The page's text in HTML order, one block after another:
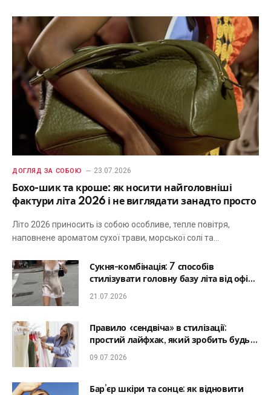
ДОГЛЯД ЗА СОБОЮ 23.07.2026
Бохо-шик та кроше: як носити найголовніші
фактури літа 2026 і не виглядати занадто просто
Літо 2026 приносить із собою особливе, тепле повітря,
наповнене ароматом сухої трави, морської солі та…
Сукня-комбінація: 7 способів
стилізувати головну базу літа від офісу
до романтичної вечері
21.07.2026
Правило «сендвіча» в стилізації:
простий лайфхак, який зробить будь-
який образ гармонійним
09.07.2026
Бар’єр шкіри та сонце: як відновити